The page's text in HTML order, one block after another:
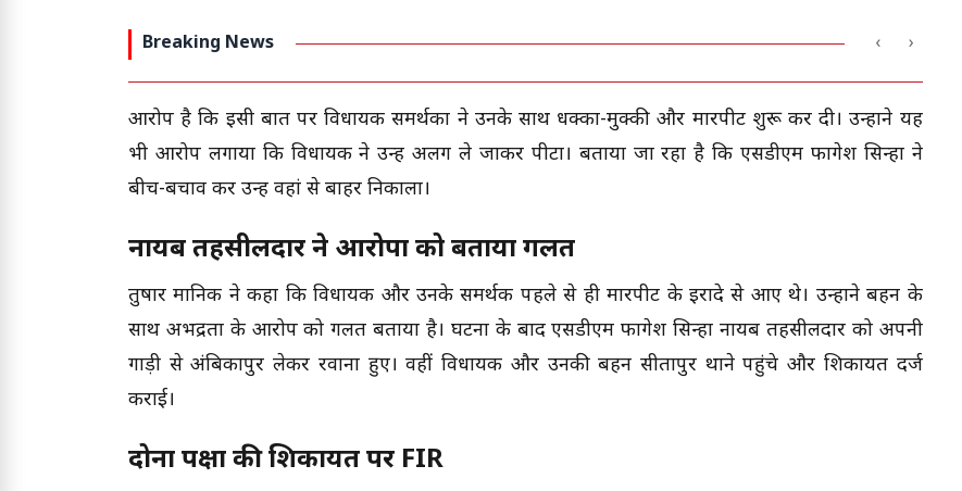
Breaking News ‹ ›
आरोप है कि इसी बात पर विधायक समर्थकों ने उनके साथ धक्का-मुक्की और मारपीट शुरू कर दी। उन्होंने यह
भी आरोप लगाया कि विधायक ने उन्हें अलग ले जाकर पीटा। बताया जा रहा है कि एसडीएम फागेश सिन्हा ने
बीच-बचाव कर उन्हें वहां से बाहर निकाला।
नायब तहसीलदार ने आरोपों को बताया गलत
तुषार मानिक ने कहा कि विधायक और उनके समर्थक पहले से ही मारपीट के इरादे से आए थे। उन्होंने बहन के
साथ अभद्रता के आरोप को गलत बताया है। घटना के बाद एसडीएम फागेश सिन्हा नायब तहसीलदार को अपनी
गाड़ी से अंबिकापुर लेकर रवाना हुए। वहीं विधायक और उनकी बहन सीतापुर थाने पहुंचे और शिकायत दर्ज
कराई।
दोनों पक्षों की शिकायत पर FIR